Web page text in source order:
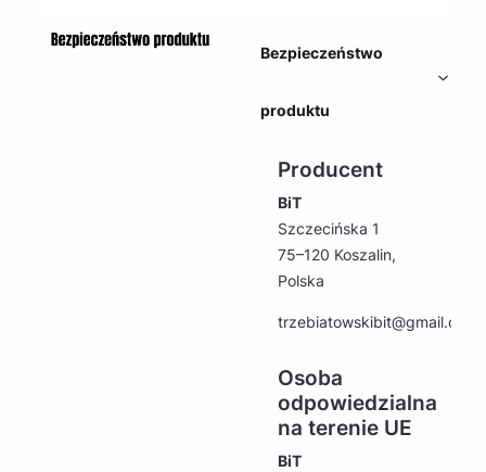
Bezpieczeństwo
produktu
Producent
BiT
Szczecińska 1
75–120 Koszalin,
Polska
trzebiatowskibit@gmail.com
Osoba
odpowiedzialna
na terenie UE
BiT